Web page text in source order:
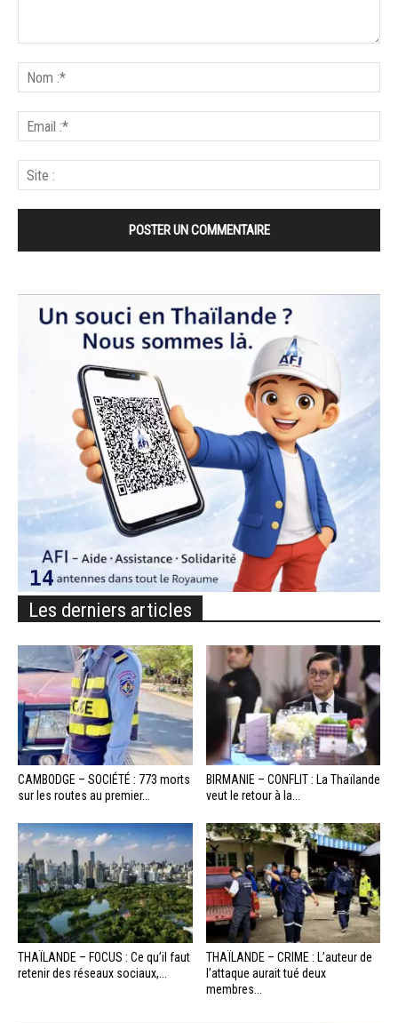
Les derniers articles
CAMBODGE – SOCIÉTÉ : 773 morts
sur les routes au premier...
BIRMANIE – CONFLIT : La Thaïlande
veut le retour à la...
THAÏLANDE – FOCUS : Ce qu’il faut
retenir des réseaux sociaux,...
THAÏLANDE – CRIME : L’auteur de
l’attaque aurait tué deux
membres...